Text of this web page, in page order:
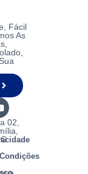
Fácil
As
02,